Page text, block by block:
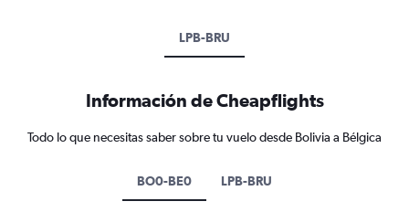
LPB-BRU
Información de Cheapflights
Todo lo que necesitas saber sobre tu vuelo desde Bolivia a Bélgica
BO0-BE0 LPB-BRU